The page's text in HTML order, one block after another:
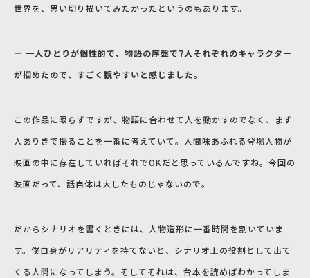
世界を、思い切り描いてみたかったというのもあります。
― 一人ひとりが個性的で、 物語の序盤で7人それぞれのキャラクター
が掴めたので、すごく観やすいと感じました。
この作品に限らずですが、物語に合わせて人を動かすのでなく、まず
人ありきで撮ることを一番に考えていて。人間味あふれる登場人物が
映画の中に存在していればそれでOKだと思っているんですね。今回の
映画だって、話自体は大したものじゃないので。
だからシナリオを書くときには、人物造形に一番時間を割いていま
す。僕自身がリアリティを持てないと、シナリオ上の役割として出て
くる人間になってしまう。そしてそれは、台本を読めばわかってしま